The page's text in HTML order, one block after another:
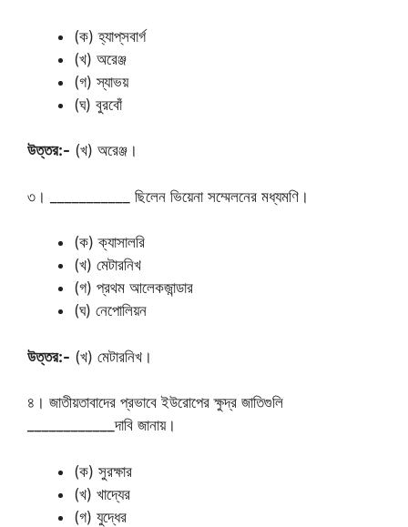
(ক) হ্যাপ্‌সবার্গ
(খ) অরেঞ্জ
(গ) স্যাভয়
(ঘ) বুরবোঁ
উত্তর:- (খ) অরেঞ্জ।
৩। ___________ ছিলেন ভিয়েনা সম্মেলনের মধ্যমণি।
(ক) ক্যাসালরি
(খ) মেটারনিখ
(গ) প্রথম আলেকজান্ডার
(ঘ) নেপোলিয়ন
উত্তর:- (খ) মেটারনিখ।
৪। জাতীয়তাবাদের প্রভাবে ইউরোপের ক্ষুদ্র জাতিগুলি
____________দাবি জানায়।
(ক) সুরক্ষার
(খ) খাদ্যের
(গ) যুদ্ধের